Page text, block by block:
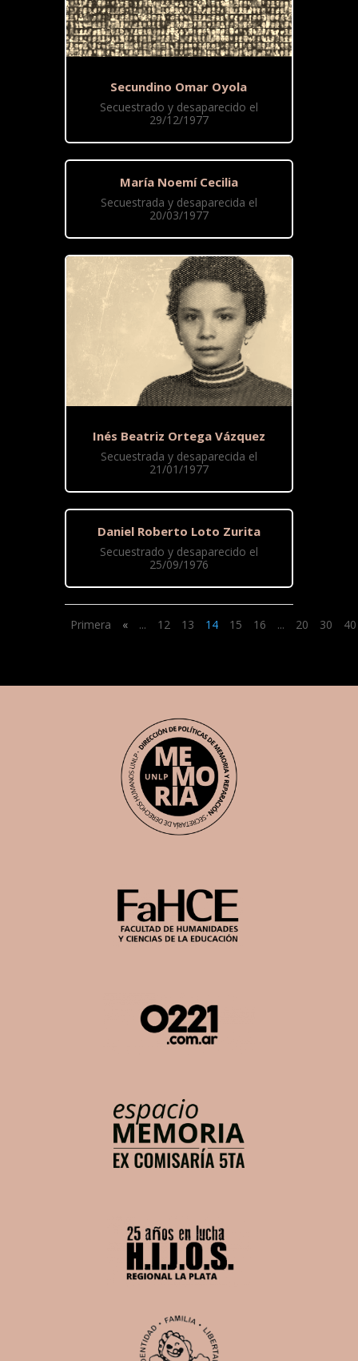
Secundino Omar Oyola
Secuestrado y desaparecido el
29/12/1977
María Noemí Cecilia
Secuestrada y desaparecida el
20/03/1977
Inés Beatriz Ortega Vázquez
Secuestrada y desaparecida el
21/01/1977
Daniel Roberto Loto Zurita
Secuestrado y desaparecido el
25/09/1976
Primera « ... 12 13 14 15 16 ... 20 30 40